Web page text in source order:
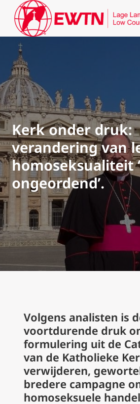
Kerk onder druk:
verandering van
homoseksualiteit
ongeordend’.
Volgens analisten is
voortdurende druk
formulering uit de
van de Katholieke
verwijderen,
bredere campagne
homoseksuele